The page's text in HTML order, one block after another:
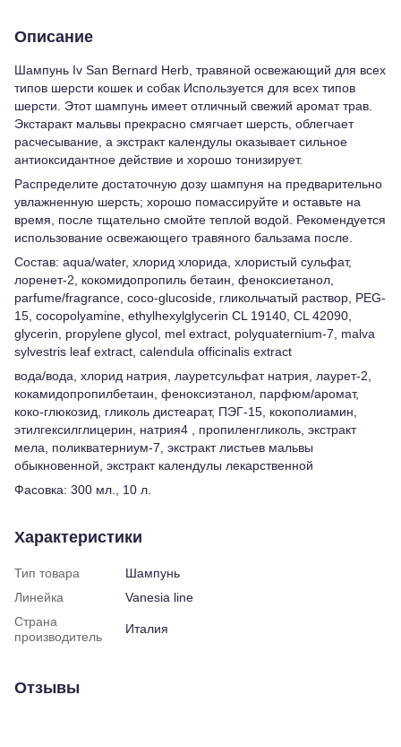
Описание
Шампунь Iv San Bernard Herb, травяной освежающий для всех
типов шерсти кошек и собак Используется для всех типов
шерсти. Этот шампунь имеет отличный свежий аромат трав.
Экстаракт мальвы прекрасно смягчает шерсть, облегчает
расчесывание, а экстракт календулы оказывает сильное
антиоксидантное действие и хорошо тонизирует.
Распределите достаточную дозу шампуня на предварительно
увлажненную шерсть; хорошо помассируйте и оставьте на
время, после тщательно смойте теплой водой. Рекомендуется
использование освежающего травяного бальзама после.
Состав: aqua/water, хлорид хлорида, хлористый сульфат,
лоренет-2, кокомидопропиль бетаин, феноксиетанол,
parfume/fragrance, coco-glucoside, гликольчатый раствор, PEG-
15, cocopolyamine, ethylhexylglycerin СL 19140, CL 42090,
glycerin, propylene glycol, mel extract, polyquaternium-7, malva
sylvestris leaf extract, calendula officinalis extract
вода/вода, хлорид натрия, лауретсульфат натрия, лаурет-2,
кокамидопропилбетаин, феноксиэтанол, парфюм/аромат,
коко-глюкозид, гликоль дистеарат, ПЭГ-15, кокополиамин,
этилгексилглицерин, натрия4 , пропиленгликоль, экстракт
мела, поликватерниум-7, экстракт листьев мальвы
обыкновенной, экстракт календулы лекарственной
Фасовка: 300 мл., 10 л.
Характеристики
Тип товара
Шампунь
Линейка
Vanesia line
Страна
производитель
Италия
Отзывы